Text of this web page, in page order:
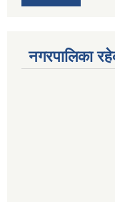
नगरपालिका